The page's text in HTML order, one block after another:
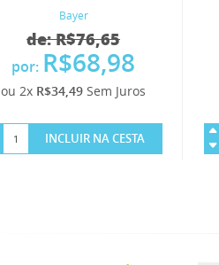
Bayer
de: R$76,65
por: R$68,98
ou 2x R$34,49 Sem Juros
INCLUIR NA CESTA